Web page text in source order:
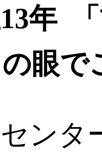
年
眼で
ンタ